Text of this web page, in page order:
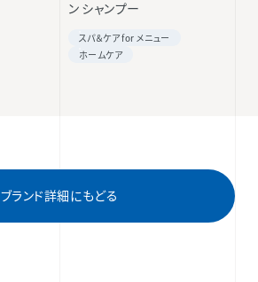
ン シャンプー
スパ＆ケア for メニュー
ホームケア
ブランド詳細にもどる